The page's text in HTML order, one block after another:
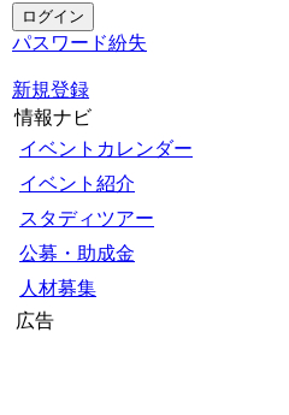
パスワード紛失
新規登録
情報ナビ
イベントカレンダー
イベント紹介
スタディツアー
公募・助成金
人材募集
広告